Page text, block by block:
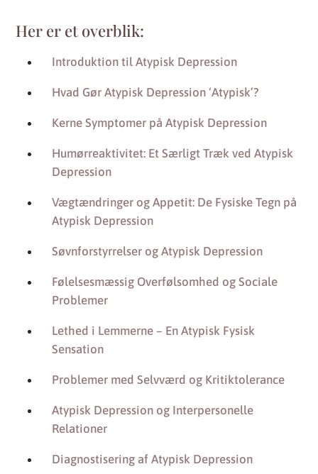
Her er et overblik:
Introduktion til Atypisk Depression
Hvad Gør Atypisk Depression ‘Atypisk’?
Kerne Symptomer på Atypisk Depression
Humørreaktivitet: Et Særligt Træk ved Atypisk
Depression
Vægtændringer og Appetit: De Fysiske Tegn på
Atypisk Depression
Søvnforstyrrelser og Atypisk Depression
Følelsesmæssig Overfølsomhed og Sociale
Problemer
Lethed i Lemmerne – En Atypisk Fysisk
Sensation
Problemer med Selvværd og Kritiktolerance
Atypisk Depression og Interpersonelle
Relationer
Diagnostisering af Atypisk Depression